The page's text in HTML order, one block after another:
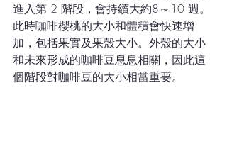
進入第 2 階段，會持續大約8～10 週。
此時咖啡櫻桃的大小和體積會快速增
加，包括果實及果殼大小。外殼的大小
和未來形成的咖啡豆息息相關，因此這
個階段對咖啡豆的大小相當重要。